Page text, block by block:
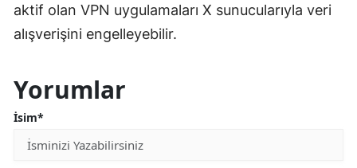
aktif olan VPN uygulamaları X sunucularıyla veri
alışverişini engelleyebilir.
Yorumlar
İsim*